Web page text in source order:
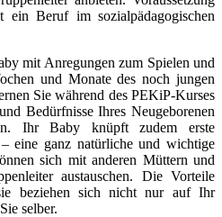
Beruf im sozialpädagogischen
mit Anregungen zum Spielen und
und Monate des noch jungen
Sie während des PEKiP-Kurses
Bedürfnisse Ihres Neugeborenen
Ihr Baby knüpft zudem erste
eine ganz natürliche und wichtige
sich mit anderen Müttern und
austauschen. Die Vorteile
beziehen sich nicht nur auf Ihr
selber.